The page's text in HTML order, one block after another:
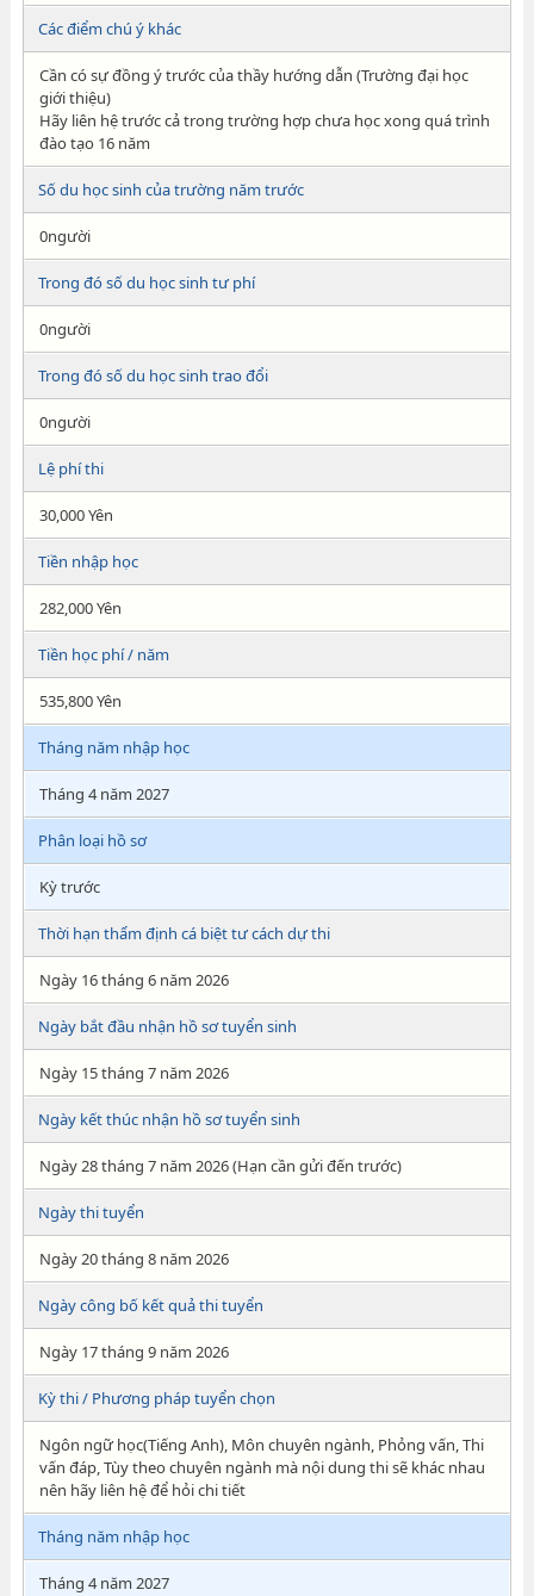
Các điểm chú ý khác
Cần có sự đồng ý trước của thầy hướng dẫn (Trường đại học
giới thiệu)
Hãy liên hệ trước cả trong trường hợp chưa học xong quá trình
đào tạo 16 năm
Số du học sinh của trường năm trước
0người
Trong đó số du học sinh tư phí
0người
Trong đó số du học sinh trao đổi
0người
Lệ phí thi
30,000 Yên
Tiền nhập học
282,000 Yên
Tiền học phí / năm
535,800 Yên
Tháng năm nhập học
Tháng 4 năm 2027
Phân loại hồ sơ
Kỳ trước
Thời hạn thẩm định cá biệt tư cách dự thi
Ngày 16 tháng 6 năm 2026
Ngày bắt đầu nhận hồ sơ tuyển sinh
Ngày 15 tháng 7 năm 2026
Ngày kết thúc nhận hồ sơ tuyển sinh
Ngày 28 tháng 7 năm 2026 (Hạn cần gửi đến trước)
Ngày thi tuyển
Ngày 20 tháng 8 năm 2026
Ngày công bố kết quả thi tuyển
Ngày 17 tháng 9 năm 2026
Kỳ thi / Phương pháp tuyển chọn
Ngôn ngữ học(Tiếng Anh), Môn chuyên ngành, Phỏng vấn, Thi
vấn đáp, Tùy theo chuyên ngành mà nội dung thi sẽ khác nhau
nên hãy liên hệ để hỏi chi tiết
Tháng năm nhập học
Tháng 4 năm 2027